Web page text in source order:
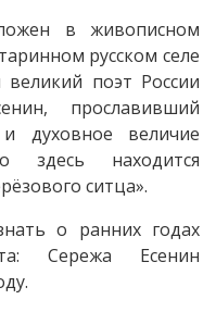
в живописном
русском селе
великий поэт России
прославивший
духовное величие
здесь находится
ситца».
о ранних годах
Сережа Есенин